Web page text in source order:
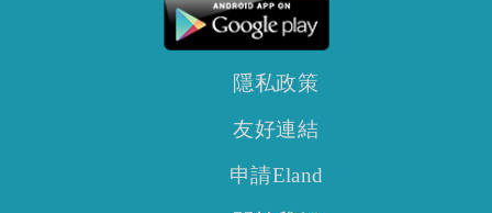
隱私政策
友好連結
申請Eland